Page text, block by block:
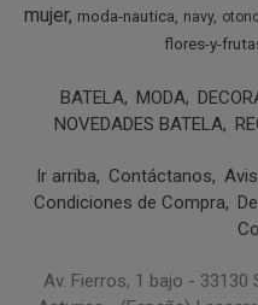
mujer moda-nautica navy
flores-y-
BATELA MODA
NOVEDADES BATELA
Ir arriba Contáctanos
Condiciones de Compra
Av. Fierros, 1 bajo - 33130